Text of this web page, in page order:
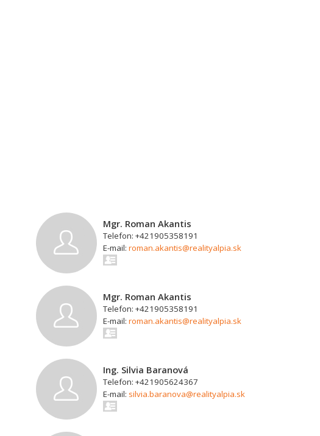
Mgr. Roman Akantis
Telefon: +421905358191
E-mail:roman.akantis@realityalpia.sk
Mgr. Roman Akantis
Telefon: +421905358191
E-mail:roman.akantis@realityalpia.sk
Ing. Silvia Baranová
Telefon: +421905624367
E-mail: silvia.baranova@realityalpia.sk